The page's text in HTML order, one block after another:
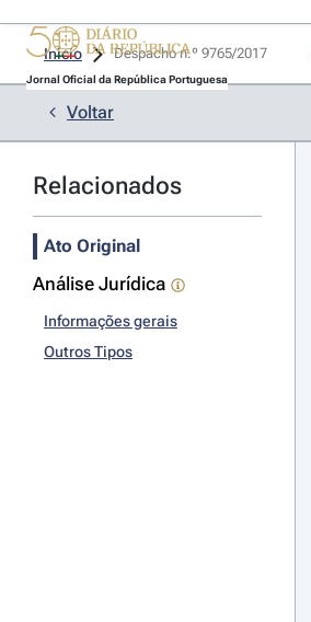
Jornal Oficial da República Portuguesa
Início
Voltar
Relacionados
Ato Original
Análise Jurídica
Informações gerais
Outros Tipos